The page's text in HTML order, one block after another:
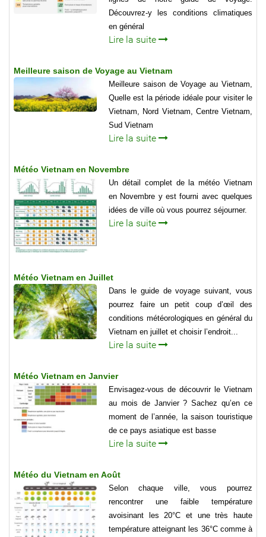
Découvrez-y les conditions climatiques
en général
Lire la suite
Meilleure saison de Voyage au Vietnam
Meilleure saison de Voyage au Vietnam,
Quelle est la période idéale pour visiter le
Vietnam, Nord Vietnam, Centre Vietnam,
Sud Vietnam
Lire la suite
Météo Vietnam en Novembre
Un détail complet de la météo Vietnam
en Novembre y est fourni avec quelques
idées de ville où vous pourrez séjourner.
Lire la suite
Météo Vietnam en Juillet
Dans le guide de voyage suivant, vous
pourrez faire un petit coup d’œil des
conditions météorologiques en général du
Vietnam en juillet et choisir l’endroit...
Lire la suite
Météo Vietnam en Janvier
Envisagez-vous de découvrir le Vietnam
au mois de Janvier ? Sachez qu’en ce
moment de l’année, la saison touristique
de ce pays asiatique est basse
Lire la suite
Météo du Vietnam en Août
Selon chaque ville, vous pourrez
rencontrer une faible température
avoisinant les 20°C et une très haute
température atteignant les 36°C comme à